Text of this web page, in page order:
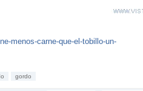
menos-carne-que-el-tobillo-un-
gordo